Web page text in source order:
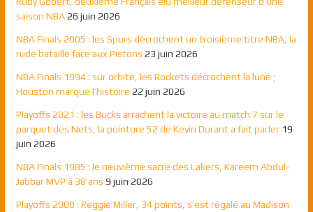
saison NBA 26 juin 2026
NBA Finals 2005 : les Spurs décrochent un troisième titre NBA, la
rude bataille face aux Pistons 23 juin 2026
NBA Finals 1994 : sur orbite, les Rockets décrochent la lune ;
Houston marque l’histoire 22 juin 2026
Playoffs 2021 : les Bucks arrachent la victoire au match 7 sur le
parquet des Nets, la pointure 52 de Kevin Durant a fait parler 19
juin 2026
NBA Finals 1985 : le neuvième sacre des Lakers, Kareem Abdul-
Jabbar MVP à 38 ans 9 juin 2026
Playoffs 2000 : Reggie Miller, 34 points, s’est régalé au Madison